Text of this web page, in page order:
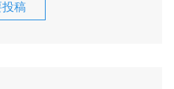
投稿